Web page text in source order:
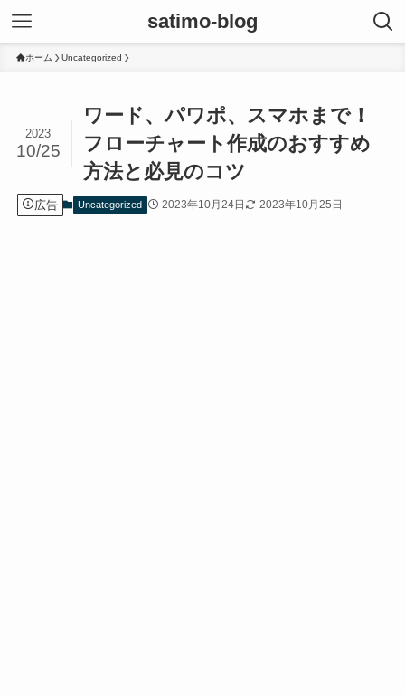
satimo-blog
ホーム Uncategorized
ワード、パワポ、スマホまで！
フローチャート作成のおすすめ
方法と必見のコツ
2023
10/25
広告 Uncategorized 2023年10月24日 2023年10月25日